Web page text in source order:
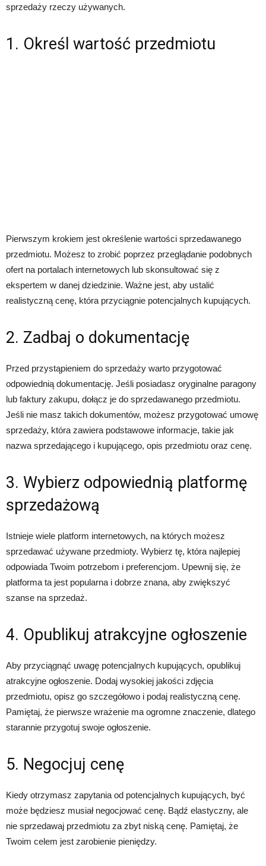
sprzedaży rzeczy używanych.
1. Określ wartość przedmiotu
Pierwszym krokiem jest określenie wartości sprzedawanego
przedmiotu. Możesz to zrobić poprzez przeglądanie podobnych
ofert na portalach internetowych lub skonsultować się z
ekspertem w danej dziedzinie. Ważne jest, aby ustalić
realistyczną cenę, która przyciągnie potencjalnych kupujących.
2. Zadbaj o dokumentację
Przed przystąpieniem do sprzedaży warto przygotować
odpowiednią dokumentację. Jeśli posiadasz oryginalne paragony
lub faktury zakupu, dołącz je do sprzedawanego przedmiotu.
Jeśli nie masz takich dokumentów, możesz przygotować umowę
sprzedaży, która zawiera podstawowe informacje, takie jak
nazwa sprzedającego i kupującego, opis przedmiotu oraz cenę.
3. Wybierz odpowiednią platformę
sprzedażową
Istnieje wiele platform internetowych, na których możesz
sprzedawać używane przedmioty. Wybierz tę, która najlepiej
odpowiada Twoim potrzebom i preferencjom. Upewnij się, że
platforma ta jest popularna i dobrze znana, aby zwiększyć
szanse na sprzedaż.
4. Opublikuj atrakcyjne ogłoszenie
Aby przyciągnąć uwagę potencjalnych kupujących, opublikuj
atrakcyjne ogłoszenie. Dodaj wysokiej jakości zdjęcia
przedmiotu, opisz go szczegółowo i podaj realistyczną cenę.
Pamiętaj, że pierwsze wrażenie ma ogromne znaczenie, dlatego
starannie przygotuj swoje ogłoszenie.
5. Negocjuj cenę
Kiedy otrzymasz zapytania od potencjalnych kupujących, być
może będziesz musiał negocjować cenę. Bądź elastyczny, ale
nie sprzedawaj przedmiotu za zbyt niską cenę. Pamiętaj, że
Twoim celem jest zarobienie pieniędzy.